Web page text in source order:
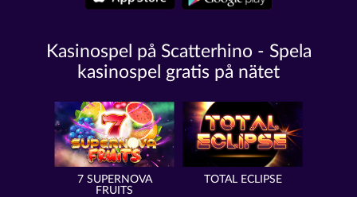
Kasinospel på Scatterhino - Spela
kasinospel gratis på nätet
7 SUPERNOVA
FRUITS
TOTAL ECLIPSE